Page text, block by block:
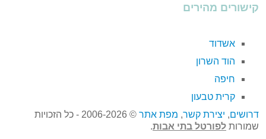
קישורים מהירים
אשדוד
הוד השרון
חיפה
קרית טבעון
דרושים, יצירת קשר, מפת אתר
© 2006-2026 - כל הזכויות
שמורות לפורטל בתי אבות.